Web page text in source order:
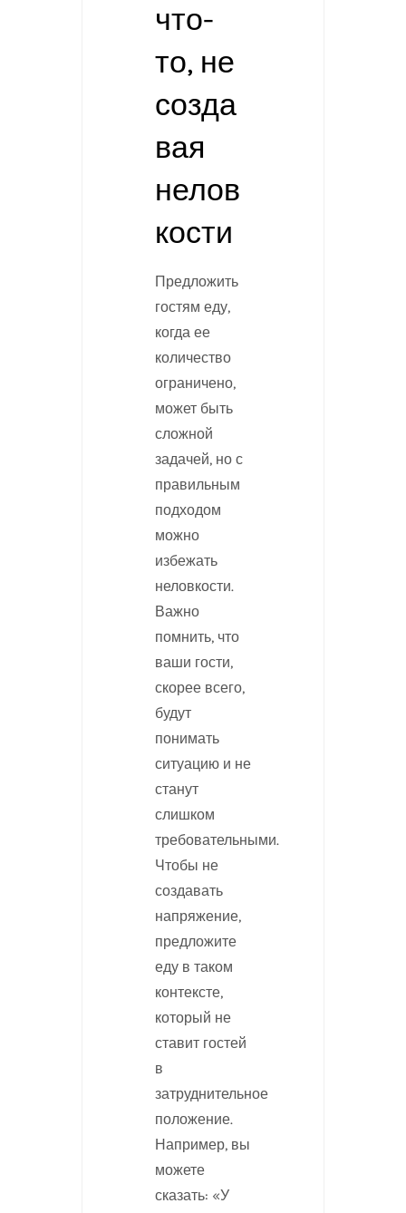
что-
то, не
созда
вая
нелов
кости
Предложить
гостям еду,
когда ее
количество
ограничено,
может быть
сложной
задачей, но с
правильным
подходом
можно
избежать
неловкости.
Важно
помнить, что
ваши гости,
скорее всего,
будут
понимать
ситуацию и не
станут
слишком
требовательными.
Чтобы не
создавать
напряжение,
предложите
еду в таком
контексте,
который не
ставит гостей
в
затруднительное
положение.
Например, вы
можете
сказать: «У